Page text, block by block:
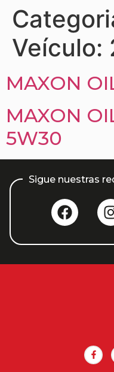
Veículo:
MAXON
MAXON
5W30
Sigue nuestras